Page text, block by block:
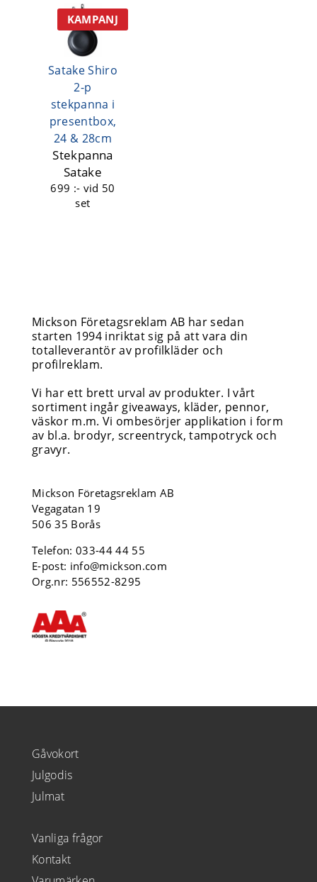
KAMPANJ
Satake Shiro
2-p
stekpanna i
presentbox,
24 & 28cm
Stekpanna
Satake
699 :- vid 50
set
Mickson Företagsreklam AB har sedan
starten 1994 inriktat sig på att vara din
totalleverantör av profilkläder och
profilreklam.
Vi har ett brett urval av produkter. I vårt
sortiment ingår giveaways, kläder, pennor,
väskor m.m. Vi ombesörjer applikation i form
av bl.a. brodyr, screentryck, tampotryck och
gravyr.
Mickson Företagsreklam AB
Vegagatan 19
506 35 Borås
Telefon:033-44 44 55
E-post: info@mickson.com
Org.nr: 556552-8295
Gåvokort
Julgodis
Julmat
Vanliga frågor
Kontakt